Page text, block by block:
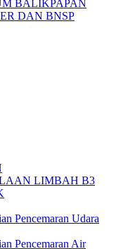
BALIKPAPAN
DAN BNSP
LIMBAH B3
Pencemaran Udara
Pencemaran Air